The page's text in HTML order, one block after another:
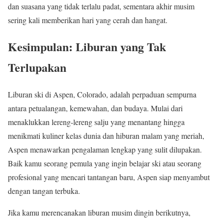
dan suasana yang tidak terlalu padat, sementara akhir musim
sering kali memberikan hari yang cerah dan hangat.
Kesimpulan: Liburan yang Tak
Terlupakan
Liburan ski di Aspen, Colorado, adalah perpaduan sempurna
antara petualangan, kemewahan, dan budaya. Mulai dari
menaklukkan lereng-lereng salju yang menantang hingga
menikmati kuliner kelas dunia dan hiburan malam yang meriah,
Aspen menawarkan pengalaman lengkap yang sulit dilupakan.
Baik kamu seorang pemula yang ingin belajar ski atau seorang
profesional yang mencari tantangan baru, Aspen siap menyambut
dengan tangan terbuka.
Jika kamu merencanakan liburan musim dingin berikutnya,